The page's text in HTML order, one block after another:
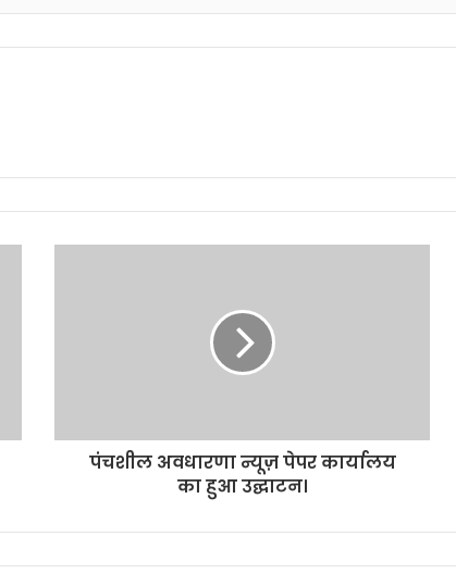
पंचशील अवधारणा न्यूज़ पेपर कार्यालय
का हुआ उद्घाटन।